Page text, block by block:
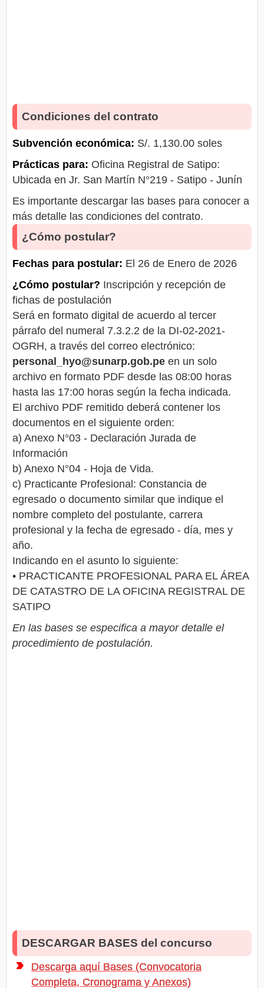
Condiciones del contrato
Subvención económica: S/. 1,130.00 soles
Prácticas para: Oficina Registral de Satipo:
Ubicada en Jr. San Martín N°219 - Satipo - Junín
Es importante descargar las bases para conocer a
más detalle las condiciones del contrato.
¿Cómo postular?
Fechas para postular: El 26 de Enero de 2026
¿Cómo postular? Inscripción y recepción de
fichas de postulación
Será en formato digital de acuerdo al tercer
párrafo del numeral 7.3.2.2 de la DI-02-2021-
OGRH, a través del correo electrónico:
personal_hyo@sunarp.gob.pe en un solo
archivo en formato PDF desde las 08:00 horas
hasta las 17:00 horas según la fecha indicada.
El archivo PDF remitido deberá contener los
documentos en el siguiente orden:
a) Anexo N°03 - Declaración Jurada de
Información
b) Anexo N°04 - Hoja de Vida.
c) Practicante Profesional: Constancia de
egresado o documento similar que indique el
nombre completo del postulante, carrera
profesional y la fecha de egresado - día, mes y
año.
Indicando en el asunto lo siguiente:
• PRACTICANTE PROFESIONAL PARA EL ÁREA
DE CATASTRO DE LA OFICINA REGISTRAL DE
SATIPO
En las bases se especifica a mayor detalle el
procedimiento de postulación.
DESCARGAR BASES del concurso
Descarga aquí Bases (Convocatoria
Completa, Cronograma y Anexos)